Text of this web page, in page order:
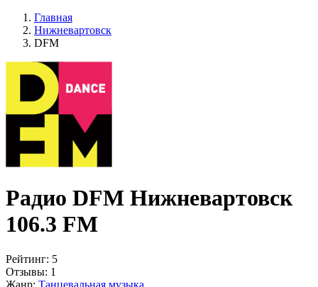
Главная
Нижневартовск
DFM
Радио DFM Нижневартовск
106.3 FM
Рейтинг: 5
Отзывы: 1
Жанр: Танцевальная музыка